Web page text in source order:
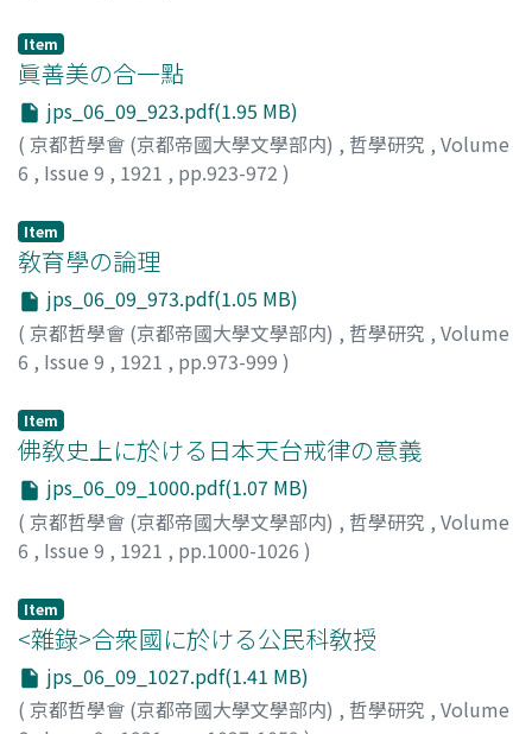
Item
眞善美の合一點
jps_06_09_923.pdf(1.95 MB)
( 京都哲學會 (京都帝國大學文學部内) , 哲學研究 , Volume
6 , Issue 9 , 1921 , pp.923-972 )
Item
敎育學の論理
jps_06_09_973.pdf(1.05 MB)
( 京都哲學會 (京都帝國大學文學部内) , 哲學研究 , Volume
6 , Issue 9 , 1921 , pp.973-999 )
Item
佛敎史上に於ける日本天台戒律の意義
jps_06_09_1000.pdf(1.07 MB)
( 京都哲學會 (京都帝國大學文學部内) , 哲學研究 , Volume
6 , Issue 9 , 1921 , pp.1000-1026 )
Item
<雜錄>合衆國に於ける公民科敎授
jps_06_09_1027.pdf(1.41 MB)
( 京都哲學會 (京都帝國大學文學部内) , 哲學研究 , Volume